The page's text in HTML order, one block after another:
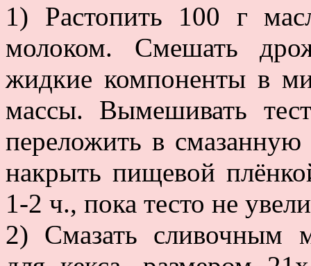
1) Растопить 100 г
молоком. Смешать
жидкие компоненты в
массы. Вымешивать
переложить в
накрыть пищевой
1-2 ч., пока тесто не
2) Смазать сливочным